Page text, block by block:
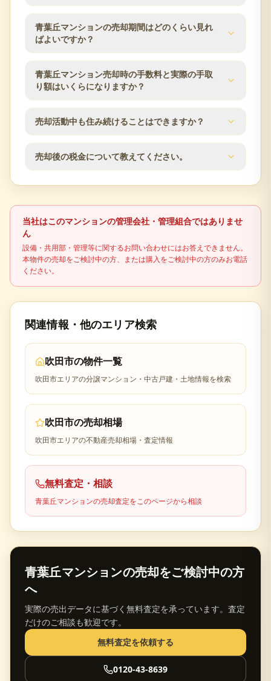
てよく確認される項目です。
田市の教育委員会などでご確認ください。
青葉丘マンションの査定では、築年数、階数、方
位、専有面積、間取り、室内状態、管理状況、修繕
の市場動向も踏まえ、売却方針をご提案します。
青葉丘マンションの売却期間はどのくらい見れ
ばよいですか？
売却期間は販売価格、住戸条件、市場状況、内覧対
応のしやすさによって変わります。査定時に近隣の
の目安をご案内します。
青葉丘マンション売却時の手数料と実際の手取
り額はいくらになりますか？
仲介手数料は成約価格の3％+6万円（税別）が上限で
す。登記費用、住宅ローン残債、譲渡所得税の可能
性なども含め、査定時に概算の手取り額を確認でき
ます。
売却活動中も住み続けることはできますか？
はい、居住しながらの売却活動が可能です。見学希
望者との日程調整など、ご都合に合わせて柔軟に対
売却後の税金について教えてください。
不動産売却時には譲渡所得税が発生する場合があり
士などの専門家に確認してください。
当社はこのマンションの管理会社・管理組合ではありませ
ん
設備・共用部・管理等に関するお問い合わせにはお答えできません。
本物件の売却をご検討中の方、または購入をご検討中の方のみお電話
ください。
関連情報・他のエリア検索
吹田市の物件一覧
吹田市エリアの分譲マンション・中古戸建・土地情報を検索
吹田市の売却相場
吹田市エリアの不動産売却相場・査定情報
無料査定・相談
青葉丘マンションの売却査定をこのページから相談
青葉丘マンションの売却をご検討中の方
へ
実際の売出データに基づく無料査定を承っています。査定
だけのご相談も歓迎です。
無料査定を依頼する
0120-43-8639